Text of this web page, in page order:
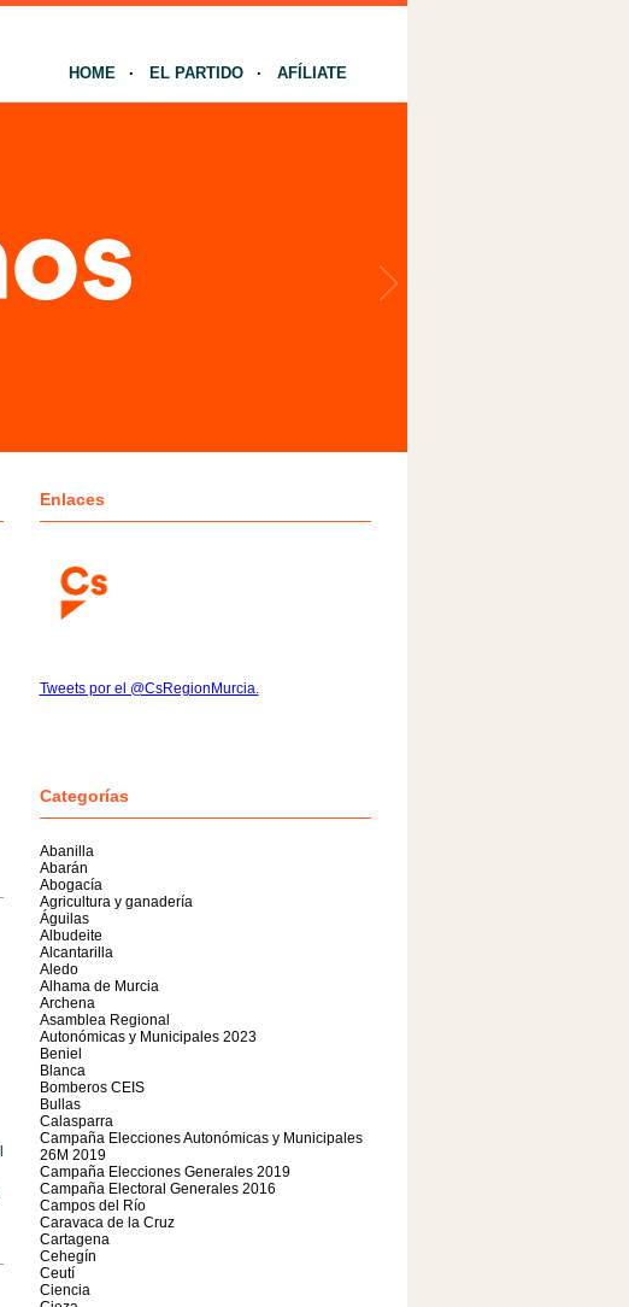
HOME EL PARTIDO AFÍLIATE
Enlaces
Tweets por el @CsRegionMurcia.
Categorías
Abanilla
Abarán
Abogacía
Agricultura y ganadería
Águilas
Albudeite
Alcantarilla
Aledo
Alhama de Murcia
Archena
Asamblea Regional
Autonómicas y Municipales 2023
Beniel
Blanca
Bomberos CEIS
Bullas
Calasparra
Campaña Elecciones Autonómicas y Municipales
26M 2019
Campaña Elecciones Generales 2019
Campaña Electoral Generales 2016
Campos del Río
Caravaca de la Cruz
Cartagena
Cehegín
Ceutí
Ciencia